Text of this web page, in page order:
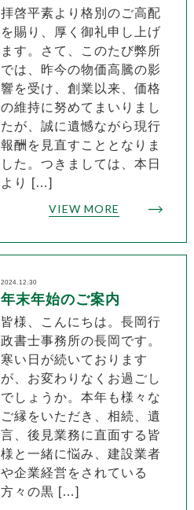
拝啓平素より格別のご高配
を賜り、厚く御礼申し上げ
ます。さて、このたび弊所
では、昨今の物価高騰の影
響を受け、創業以来、価格
の維持に努めてまいりまし
たが、誠に遺憾ながら現行
報酬を見直すこととなりま
した。つきましては、本日
より […]
VIEW MORE
2024.12.30
年末年始のご案内
皆様、こんにちは。長岡行
政書士事務所の長岡です。
寒い日が続いております
が、お変わりなくお過ごし
でしょうか。本年も様々な
ご縁をいただき、相続、遺
言、後見業務に直面する皆
様と一緒に悩み、建設業者
や企業経営をされている
方々の黒 […]